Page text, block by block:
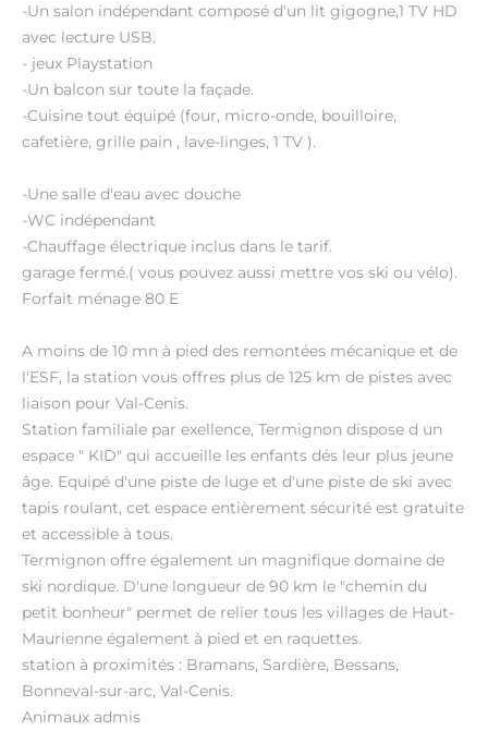
-Un salon indépendant composé d'un lit gigogne,1 TV HD
avec lecture USB.
- jeux Playstation
-Un balcon sur toute la façade.
-Cuisine tout équipé (four, micro-onde, bouilloire,
cafetière, grille pain , lave-linges, 1 TV ).
-Une salle d'eau avec douche
-WC indépendant
-Chauffage électrique inclus dans le tarif.
garage fermé.( vous pouvez aussi mettre vos ski ou vélo).
Forfait ménage 80 E
A moins de 10 mn à pied des remontées mécanique et de
l'ESF, la station vous offres plus de 125 km de pistes avec
liaison pour Val-Cenis.
Station familiale par exellence, Termignon dispose d un
espace " KID" qui accueille les enfants dés leur plus jeune
âge. Equipé d'une piste de luge et d'une piste de ski avec
tapis roulant, cet espace entièrement sécurité est gratuite
et accessible à tous.
Termignon offre également un magnifique domaine de
ski nordique. D'une longueur de 90 km le "chemin du
petit bonheur" permet de relier tous les villages de Haut-
Maurienne également à pied et en raquettes.
station à proximités : Bramans, Sardière, Bessans,
Bonneval-sur-arc, Val-Cenis.
Animaux admis